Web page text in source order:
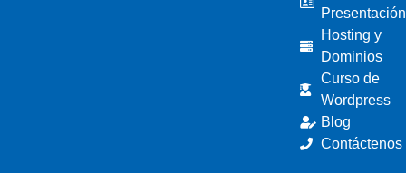
Presentación
Hosting y
Dominios
Curso de
Wordpress
Blog
Contáctenos